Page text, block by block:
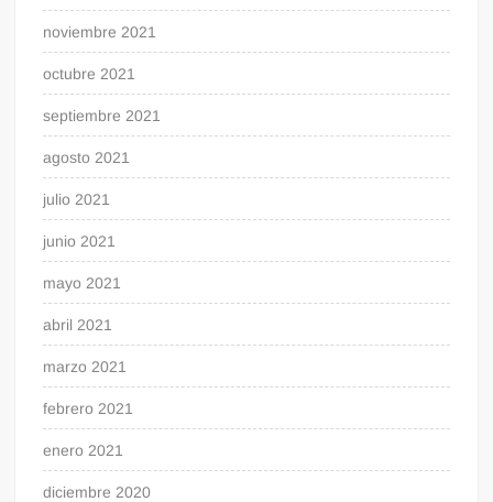
noviembre 2021
octubre 2021
septiembre 2021
agosto 2021
julio 2021
junio 2021
mayo 2021
abril 2021
marzo 2021
febrero 2021
enero 2021
diciembre 2020